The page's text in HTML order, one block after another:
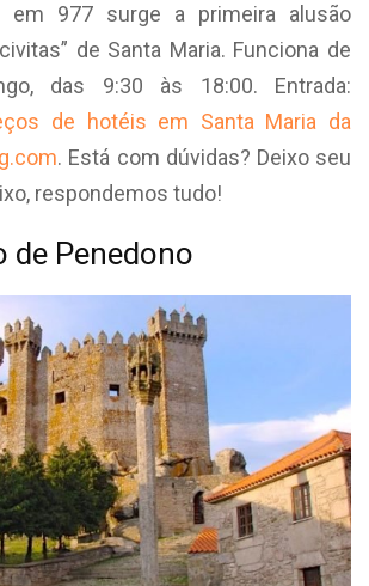
em 977 surge a primeira alusão
de Santa Maria. Funciona de
das 9:30 às 18:00. Entrada:
de hotéis em Santa Maria da
. Está com dúvidas? Deixo seu
respondemos tudo!
de Penedono